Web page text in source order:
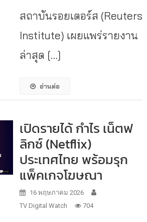
สถาบันรอยเตอร์ส (Reuters
Institute) เผยแพร่รายงาน
ล่าสุด […]
อ่านต่อ
เปิดรายได้ กำไร เน็ตฟ
ลิกซ์​ (Netflix)
ประเทศไทย พร้อมรุก
แพ็คเกจโฆษณา
16 พฤษภาคม 2026
TV Digital Watch
704